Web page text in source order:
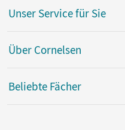
Unser Service für Sie
Über Cornelsen
Beliebte Fächer